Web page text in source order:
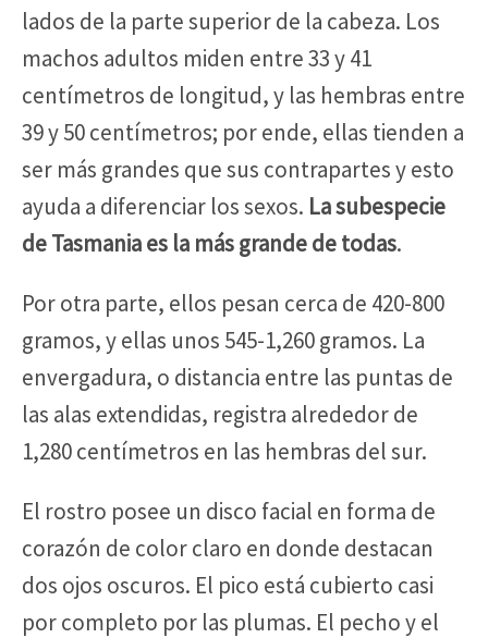
lados de la parte superior de la cabeza. Los
machos adultos miden entre 33 y 41
centímetros de longitud, y las hembras entre
39 y 50 centímetros; por ende, ellas tienden a
ser más grandes que sus contrapartes y esto
ayuda a diferenciar los sexos. La subespecie
de Tasmania es la más grande de todas.
Por otra parte, ellos pesan cerca de 420-800
gramos, y ellas unos 545-1,260 gramos. La
envergadura, o distancia entre las puntas de
las alas extendidas, registra alrededor de
1,280 centímetros en las hembras del sur.
El rostro posee un disco facial en forma de
corazón de color claro en donde destacan
dos ojos oscuros. El pico está cubierto casi
por completo por las plumas. El pecho y el